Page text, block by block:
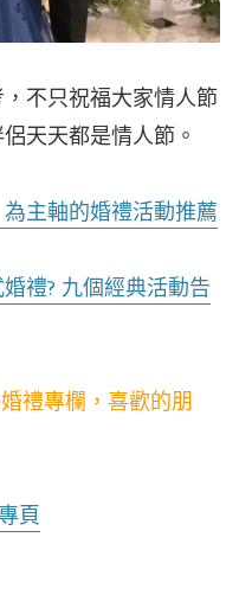
不只祝福大家情人節
天天都是情人節。
主軸的婚禮活動推薦
禮? 九個經典活動告
禮專欄，喜歡的朋
頁